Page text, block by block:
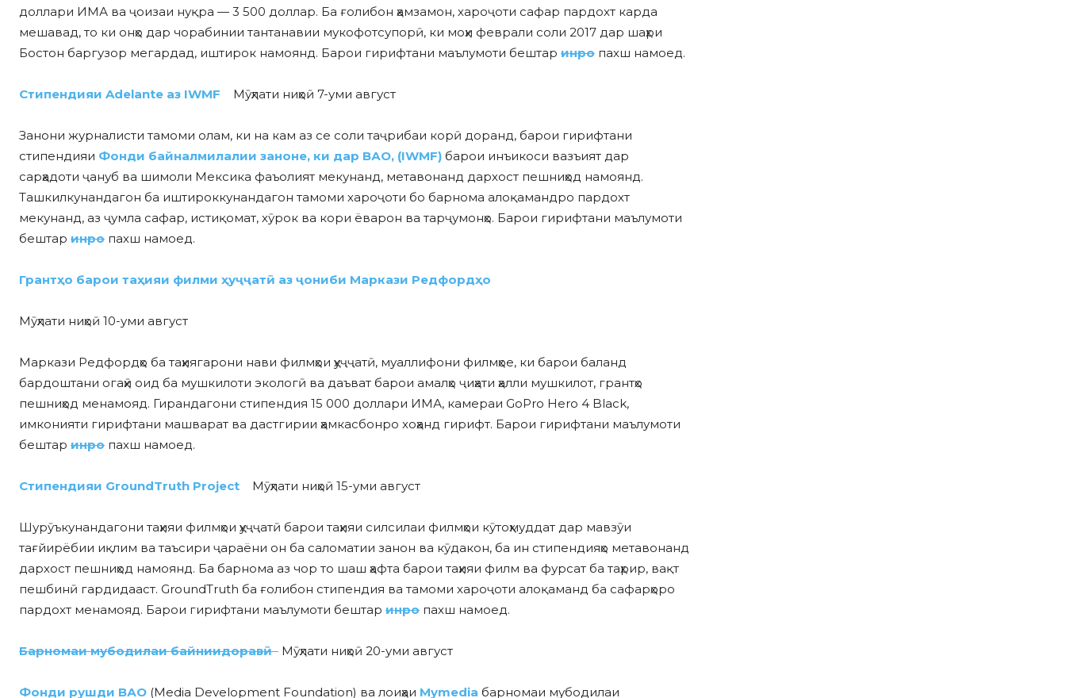
доллари ИМА ва ҷоизаи нуқра — 3 500 доллар. Ба ғолибон ҳамзамон, хароҷоти сафар пардохт карда
мешавад, то ки онҳо дар чорабинии тантанавии мукофотсупорӣ, ки моҳи феврали соли 2017 дар шаҳри
Бостон баргузор мегардад, иштирок намоянд. Барои гирифтани маълумоти бештар инро пахш намоед.
Стипендияи Adelante аз IWMF Мӯҳлати ниҳоӣ 7-уми август
Занони журналисти тамоми олам, ки на кам аз се соли таҷрибаи корӣ доранд, барои гирифтани
стипендияи Фонди байналмилалии заноне, ки дар ВАО, (IWMF) барои инъикоси вазъият дар
сарҳадоти ҷануб ва шимоли Мексика фаъолият мекунанд, метавонанд дархост пешниҳод намоянд.
Ташкилкунандагон ба иштироккунандагон тамоми хароҷоти бо барнома алоқамандро пардохт
мекунанд, аз ҷумла сафар, истиқомат, хӯрок ва кори ёварон ва тарҷумонҳо. Барои гирифтани маълумоти
бештар инро пахш намоед.
Грантҳо барои таҳияи филми ҳуҷҷатӣ аз ҷониби Маркази Редфордҳо
Мӯҳлати ниҳоӣ 10-уми август
Маркази Редфордҳо ба таҳиягарони нави филмҳои ҳуҷҷатӣ, муаллифони филмҳое, ки барои баланд
бардоштани огаҳӣ оид ба мушкилоти экологӣ ва даъват барои амалҳо ҷиҳати ҳалли мушкилот, грантҳо
пешниҳод менамояд. Гирандагони стипендия 15 000 доллари ИМА, камераи GoPro Hero 4 Black,
имконияти гирифтани машварат ва дастгирии ҳамкасбонро хоҳанд гирифт. Барои гирифтани маълумоти
бештар инро пахш намоед.
Стипендияи GroundTruth Project Мӯҳлати ниҳоӣ 15-уми август
Шурӯъкунандагони таҳияи филмҳои ҳуҷҷатӣ барои таҳияи силсилаи филмҳои кӯтоҳмуддат дар мавзӯи
тағйирёбии иқлим ва таъсири ҷараёни он ба саломатии занон ва кӯдакон, ба ин стипендияҳо метавонанд
дархост пешниҳод намоянд. Ба барнома аз чор то шаш ҳафта барои таҳияи филм ва фурсат ба таҳрир, вақт
пешбинӣ гардидааст. GroundTruth ба ғолибон стипендия ва тамоми хароҷоти алоқаманд ба сафарҳоро
пардохт менамояд. Барои гирифтани маълумоти бештар инро пахш намоед.
Барномаи мубодилаи байниидоравӣ Мӯҳлати ниҳоӣ 20-уми август
Фонди рушди ВАО (Media Development Foundation) ва лоиҳаи Mymedia барномаи мубодилаи